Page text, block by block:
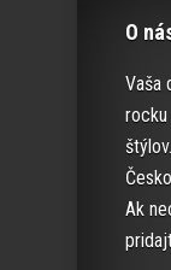
O
Vaša
rocku
Ak